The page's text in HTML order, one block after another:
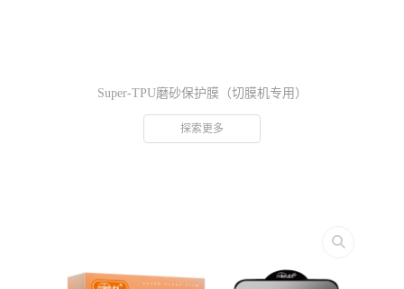
Super-TPU磨砂保护膜（切膜机专用）
探索更多